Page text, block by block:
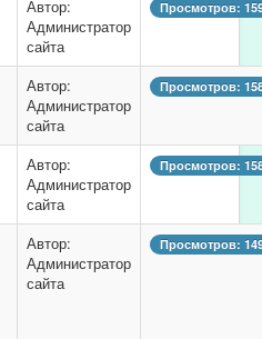
Автор:
Администратор
сайта
Просмотров:
Автор:
Администратор
сайта
Просмотров:
Автор:
Администратор
сайта
Просмотров:
Автор:
Администратор
сайта
Просмотров: